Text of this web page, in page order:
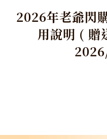
2026年老爺閃
用說明 ( 贈
2026